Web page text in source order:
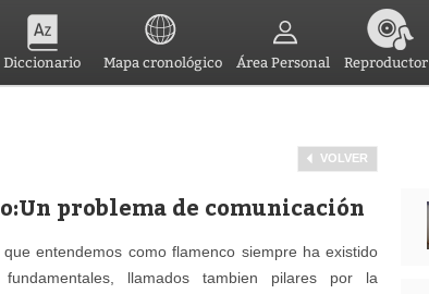
Diccionario Mapa cronológico Área Personal Reproductor
VOLVER
problema de comunicación
entendemos como flamenco siempre ha existido
llamados tambien pilares por la